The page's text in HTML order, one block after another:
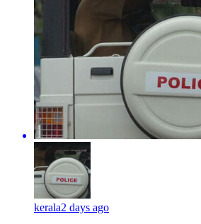
kerala2 days ago